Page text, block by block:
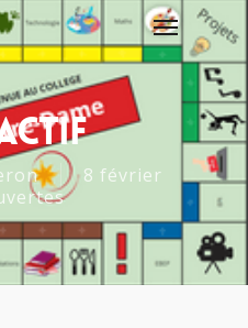
8 février